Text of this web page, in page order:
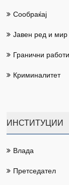
Сообраќај
Јавен ред и мир
Гранични работи
Криминалитет
ИНСТИТУЦИИ
Влада
Претседател